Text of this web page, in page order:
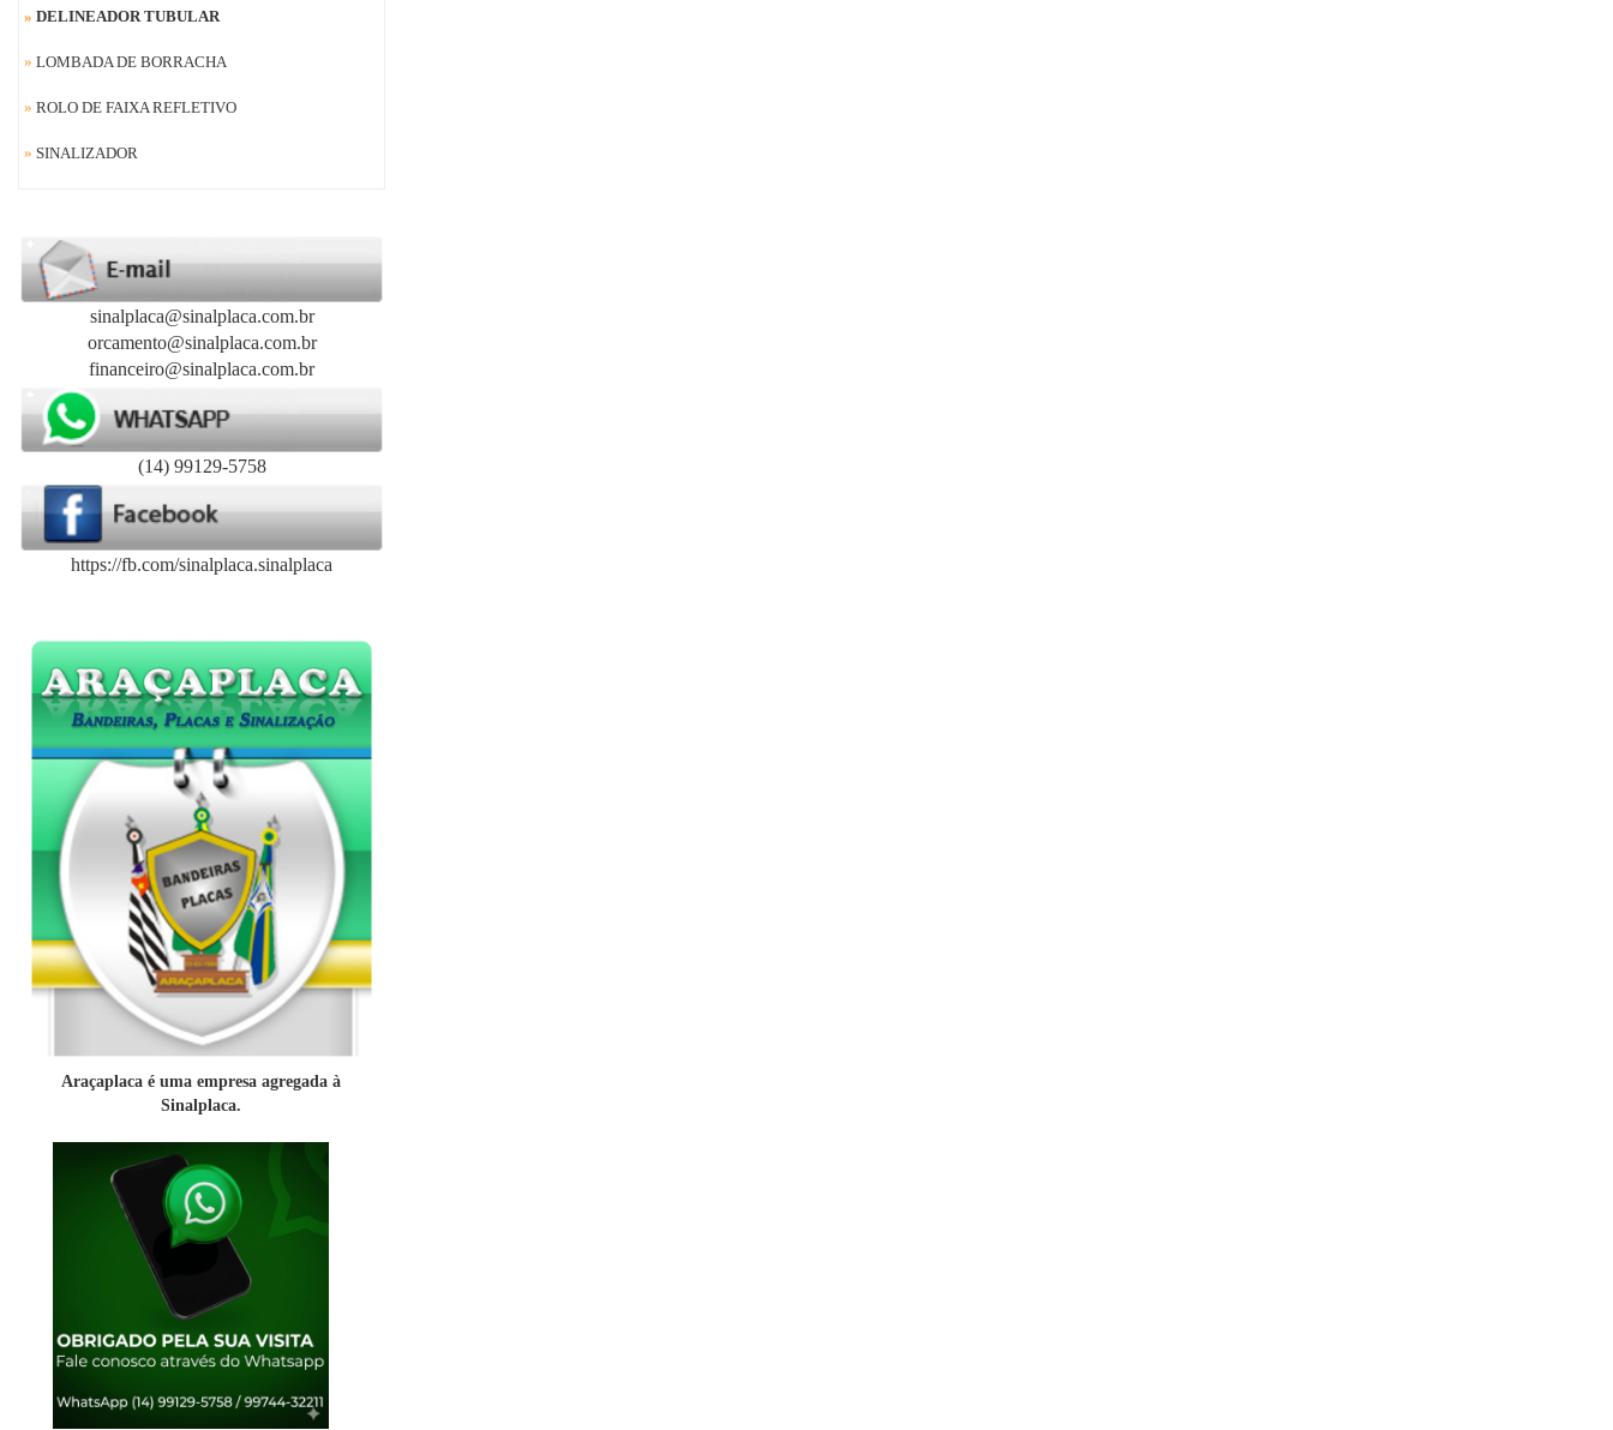
» DELINEADOR TUBULAR
» LOMBADA DE BORRACHA
» ROLO DE FAIXA REFLETIVO
» SINALIZADOR
sinalplaca@sinalplaca.com.br
orcamento@sinalplaca.com.br
financeiro@sinalplaca.com.br
(14) 99129-5758
https://fb.com/sinalplaca.sinalplaca
Araçaplaca é uma empresa agregada à
Sinalplaca.